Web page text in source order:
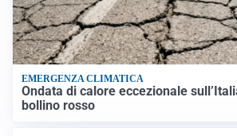
EMERGENZA CLIMATICA
Ondata di calore eccezionale
bollino rosso